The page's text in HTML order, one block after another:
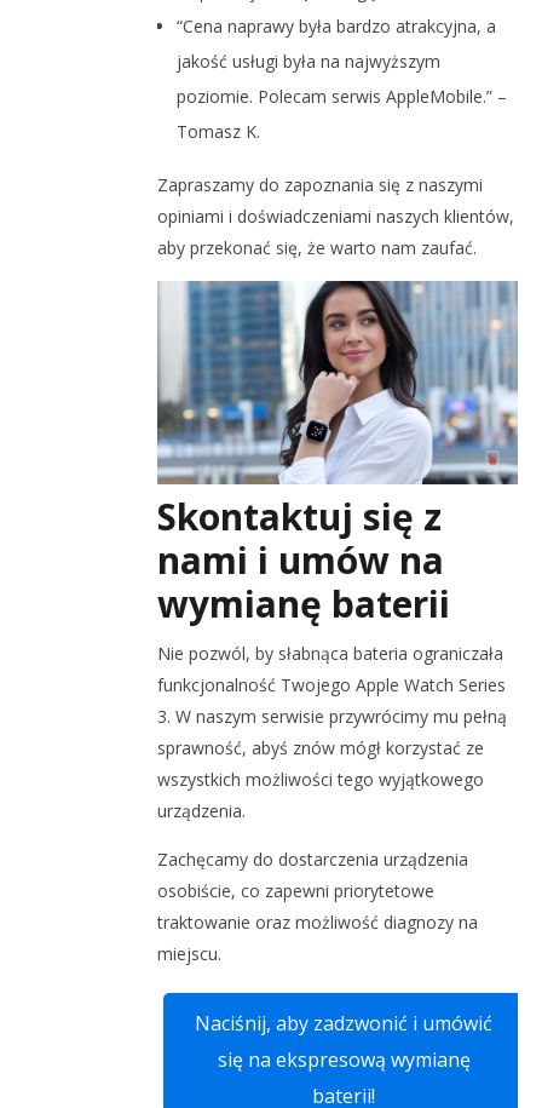
“Cena naprawy była bardzo atrakcyjna, a
jakość usługi była na najwyższym
poziomie. Polecam serwis AppleMobile.” –
Tomasz K.
Zapraszamy do zapoznania się z naszymi
opiniami i doświadczeniami naszych klientów,
aby przekonać się, że warto nam zaufać.
Skontaktuj się z
nami i umów na
wymianę baterii
Nie pozwól, by słabnąca bateria ograniczała
funkcjonalność Twojego Apple Watch Series
3. W naszym serwisie przywrócimy mu pełną
sprawność, abyś znów mógł korzystać ze
wszystkich możliwości tego wyjątkowego
urządzenia.
Zachęcamy do dostarczenia urządzenia
osobiście, co zapewni priorytetowe
traktowanie oraz możliwość diagnozy na
miejscu.
Naciśnij, aby zadzwonić i umówić
się na ekspresową wymianę
baterii!